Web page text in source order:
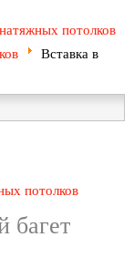
потолков
Вставка в
потолков
багет